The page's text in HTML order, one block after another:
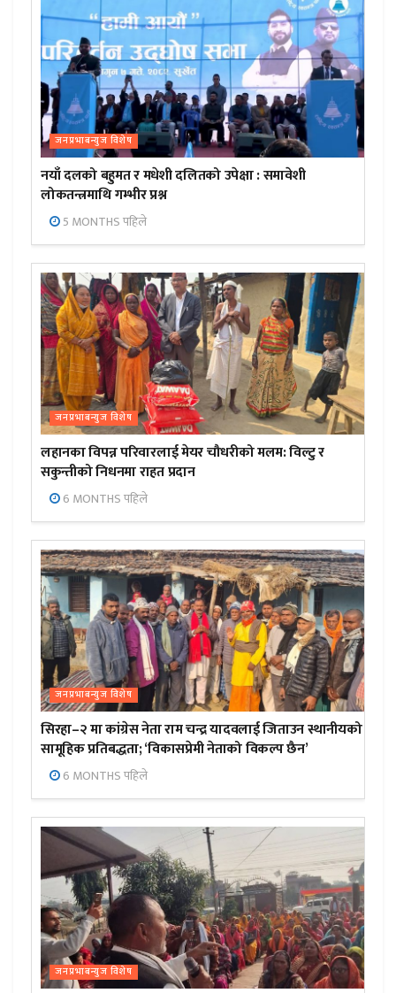
जनप्रभाबन्युज विशेष
नयाँ दलको बहुमत र मधेशी दलितको उपेक्षा : समावेशी
लोकतन्त्रमाथि गम्भीर प्रश्न
5 MONTHS पहिले
जनप्रभाबन्युज विशेष
लहानका विपन्न परिवारलाई मेयर चौधरीको मलम: विल्टु र
सकुन्तीको निधनमा राहत प्रदान
6 MONTHS पहिले
जनप्रभाबन्युज विशेष
सिरहा–२ मा कांग्रेस नेता राम चन्द्र यादवलाई जिताउन स्थानीयको
सामूहिक प्रतिबद्धता; ‘विकासप्रेमी नेताको विकल्प छैन’
6 MONTHS पहिले
जनप्रभाबन्युज विशेष